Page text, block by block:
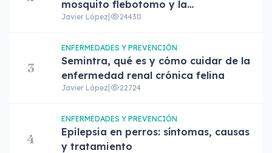
mosquito flebotomo y la
leishmaniasis
Javier López 24430
3
ENFERMEDADES Y PREVENCIÓN
Semintra, qué es y cómo cuidar de la
enfermedad renal crónica felina
Javier López 22724
4
ENFERMEDADES Y PREVENCIÓN
Epilepsia en perros: síntomas, causas
y tratamiento